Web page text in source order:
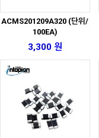
ACMS201209A320 (단위/
100EA)
3,300 원